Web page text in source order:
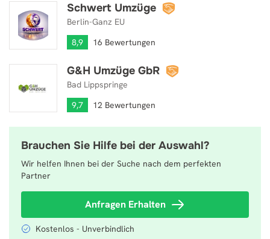
Schwert Umzüge
Berlin-Ganz EU
8,9
16 Bewertungen
Schwert Umzüge
G&H Umzüge GbR
Bad Lippspringe
9,7
12 Bewertungen
G&H Umzüge GbR
Brauchen Sie Hilfe bei der Auswahl?
Wir helfen Ihnen bei der Suche nach dem perfekten
Partner
Anfragen Erhalten
Kostenlos - Unverbindlich